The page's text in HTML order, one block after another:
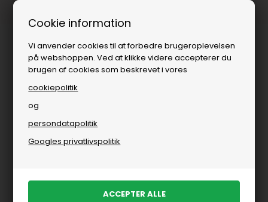
Cookie information
Vi anvender cookies til at forbedre brugeroplevelsen
på webshoppen. Ved at klikke videre accepterer du
brugen af cookies som beskrevet i vores
cookiepolitik
og
persondatapolitik
Googles privatlivspolitik